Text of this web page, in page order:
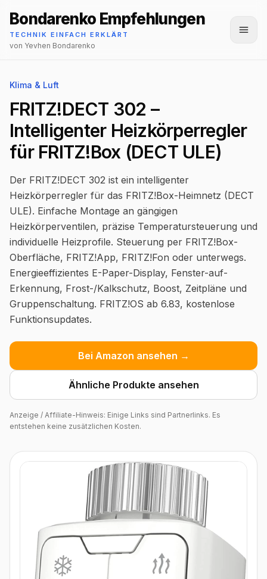
Bondarenko Empfehlungen
TECHNIK EINFACH ERKLÄRT
von Yevhen Bondarenko
Klima & Luft
FRITZ!DECT 302 –
Intelligenter Heizkörperregler
für FRITZ!Box (DECT ULE)
Der FRITZ!DECT 302 ist ein intelligenter
Heizkörperregler für das FRITZ!Box-Heimnetz (DECT
ULE). Einfache Montage an gängigen
Heizkörperventilen, präzise Temperatursteuerung und
individuelle Heizprofile. Steuerung per FRITZ!Box-
Oberfläche, FRITZ!App, FRITZ!Fon oder unterwegs.
Energieeffizientes E-Paper-Display, Fenster-auf-
Erkennung, Frost-/Kalkschutz, Boost, Zeitpläne und
Gruppenschaltung. FRITZ!OS ab 6.83, kostenlose
Funktionsupdates.
Bei Amazon ansehen →
Ähnliche Produkte ansehen
Anzeige / Affiliate-Hinweis: Einige Links sind Partnerlinks. Es
entstehen keine zusätzlichen Kosten.